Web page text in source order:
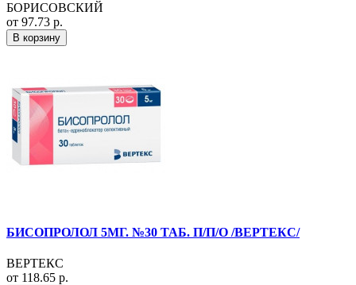
БОРИСОВСКИЙ
от 97.73 р.
В корзину
БИСОПРОЛОЛ 5МГ. №30 ТАБ. П/П/О /ВЕРТЕКС/
ВЕРТЕКС
от 118.65 р.